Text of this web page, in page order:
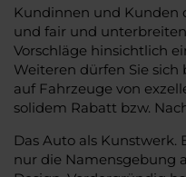
Kundinnen und Kunden
und fair und
Vorschläge hinsichtlich
Weiteren dürfen Sie
auf Fahrzeuge von
solidem Rabatt bzw.
Das Auto als
nur die Namensgebung